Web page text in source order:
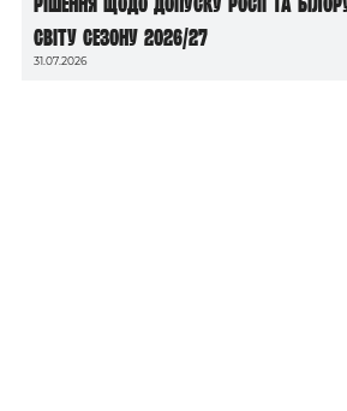
світу сезону 2026/27
31.07.2026